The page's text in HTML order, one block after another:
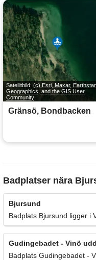
Satellitbild: (c) Esri, Maxar, Earthstar
Geographics, and the GIS User
Community
Gränsö, Bondbacken
Badplatser nära
Bjursund
Badplats Bjursund ligger i
Gudingebadet - Vinö
Badplats Gudingebadet -